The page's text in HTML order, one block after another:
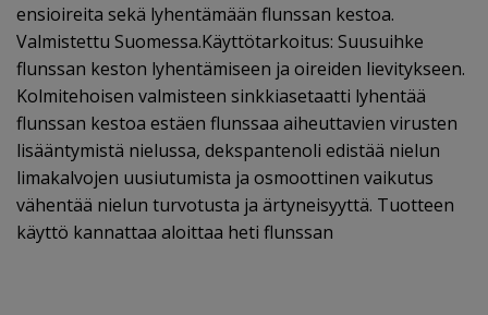
ensioireita sekä lyhentämään flunssan kestoa.
Valmistettu Suomessa.Käyttötarkoitus: Suusuihke
flunssan keston lyhentämiseen ja oireiden lievitykseen.
Kolmitehoisen valmisteen sinkkiasetaatti lyhentää
flunssan kestoa estäen flunssaa aiheuttavien virusten
lisääntymistä nielussa, dekspantenoli edistää nielun
limakalvojen uusiutumista ja osmoottinen vaikutus
vähentää nielun turvotusta ja ärtyneisyyttä. Tuotteen
käyttö kannattaa aloittaa heti flunssan